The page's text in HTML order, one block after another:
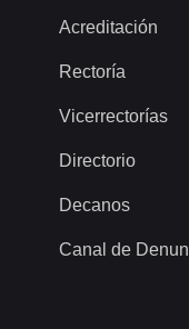
Acreditación
Rectoría
Vicerrectorías
Directorio
Decanos
Canal de